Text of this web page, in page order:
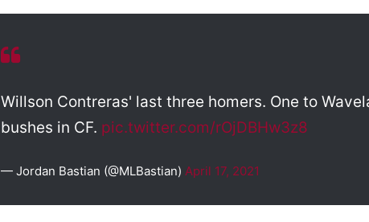
Willson Contreras' last three homers. One to
bushes in CF. pic.twitter.com/rOjDBHw3z8
— Jordan Bastian (@MLBastian) April 17, 2021